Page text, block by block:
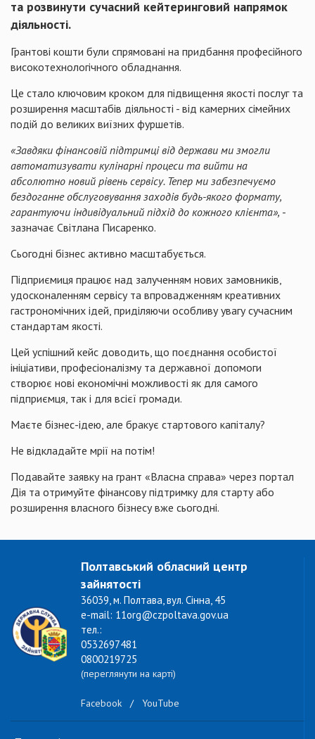
та розвинути сучасний кейтеринговий напрямок
діяльності.
Грантові кошти були спрямовані на придбання професійного
високотехнологічного обладнання.
Це стало ключовим кроком для підвищення якості послуг та
розширення масштабів діяльності - від камерних сімейних
подій до великих виїзних фуршетів.
«Завдяки фінансовій підтримці від держави ми змогли
автоматизувати кулінарні процеси та вийти на
абсолютно новий рівень сервісу. Тепер ми забезпечуємо
бездоганне обслуговування заходів будь-якого формату,
гарантуючи індивідуальний підхід до кожного клієнта», -
зазначає Світлана Писаренко.
Сьогодні бізнес активно масштабується.
Підприємиця працює над залученням нових замовників,
удосконаленням сервісу та впровадженням креативних
гастрономічних ідей, приділяючи особливу увагу сучасним
стандартам якості.
Цей успішний кейс доводить, що поєднання особистої
ініціативи, професіоналізму та державної допомоги
створює нові економічні можливості як для самого
підприємця, так і для всієї громади.
Маєте бізнес-ідею, але бракує стартового капіталу?
Не відкладайте мрії на потім!
Подавайте заявку на грант «Власна справа» через портал
Дія та отримуйте фінансову підтримку для старту або
розширення власного бізнесу вже сьогодні.
Полтавський обласний центр
зайнятості
36039, м. Полтава, вул. Сінна, 45
e-mail: 11org@czpoltava.gov.ua
тел.:
0532697481
0800219725
(переглянути на карті)
Facebook / YouTube